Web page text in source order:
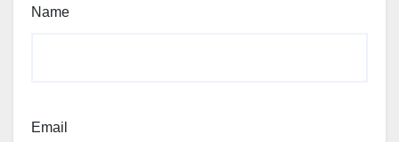
Name
Email